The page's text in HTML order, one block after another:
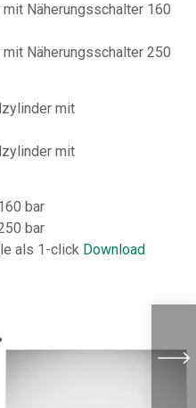
Näherungsschalter 160
Näherungsschalter 250
mit
mit
bar
bar
als 1-click Download